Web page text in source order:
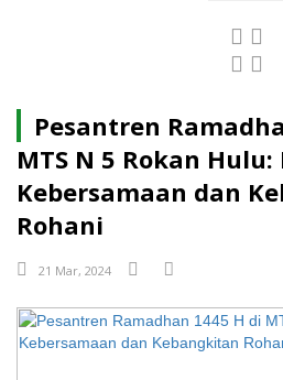
Pesantren
MTS N 5 Rokan
Kebersamaan dan
Rohani
21 Mar, 2024